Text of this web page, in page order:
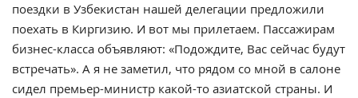
поездки в Узбекистан нашей делегации предложили
поехать в Киргизию. И вот мы прилетаем. Пассажирам
бизнес-класса объявляют: «Подождите, Вас сейчас будут
встречать». А я не заметил, что рядом со мной в салоне
сидел премьер-министр какой-то азиатской страны. И